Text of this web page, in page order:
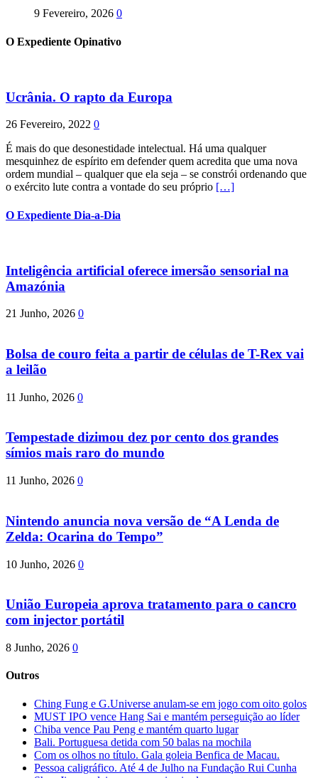
9 Fevereiro, 2026 0
O Expediente Opinativo
Ucrânia. O rapto da Europa
26 Fevereiro, 2022 0
É mais do que desonestidade intelectual. Há uma qualquer
mesquinhez de espírito em defender quem acredita que uma nova
ordem mundial – qualquer que ela seja – se constrói ordenando que
o exército lute contra a vontade do seu próprio […]
O Expediente Dia-a-Dia
Inteligência artificial oferece imersão sensorial na
Amazónia
21 Junho, 2026 0
Bolsa de couro feita a partir de células de T-Rex vai
a leilão
11 Junho, 2026 0
Tempestade dizimou dez por cento dos grandes
símios mais raro do mundo
11 Junho, 2026 0
Nintendo anuncia nova versão de “A Lenda de
Zelda: Ocarina do Tempo”
10 Junho, 2026 0
União Europeia aprova tratamento para o cancro
com injector portátil
8 Junho, 2026 0
Outros
Ching Fung e G.Universe anulam-se em jogo com oito golos
MUST IPO vence Hang Sai e mantém perseguição ao líder
Chiba vence Pau Peng e mantém quarto lugar
Bali. Portuguesa detida com 50 balas na mochila
Com os olhos no título. Gala goleia Benfica de Macau.
Pessoa caligráfico. Até 4 de Julho na Fundação Rui Cunha